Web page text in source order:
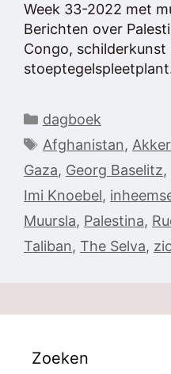
Week 33-2022 met
Berichten over
Congo,
Categorieën
dagboek
Tags
Afghanistan,
Gaza, Georg Baselitz,
Imi Knoebel,
Muursla, Palestina,
Taliban, The Selva,
Zoeken